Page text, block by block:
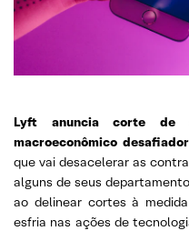
Lyft anuncia corte de
macroeconômico
que vai desacelerar as
alguns de seus
ao delinear cortes à
esfria nas ações de